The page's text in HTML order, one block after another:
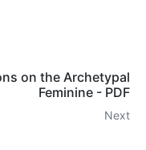
on the Archetypal
Feminine - PDF
Next